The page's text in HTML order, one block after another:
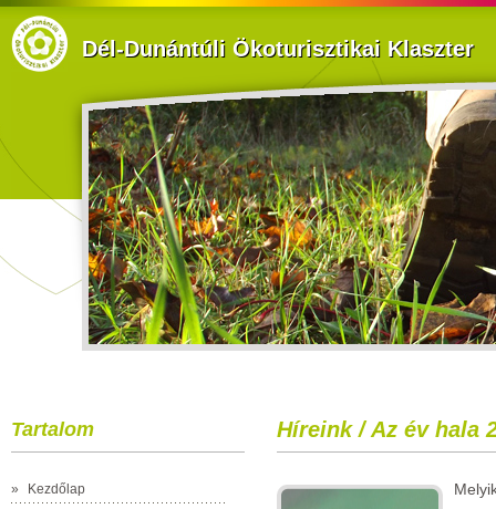
Dél-Dunántúli Ökoturisztikai Klaszter
Tartalom
»
Kezdőlap
Híreink / Az év hala